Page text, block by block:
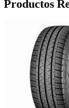
Productos